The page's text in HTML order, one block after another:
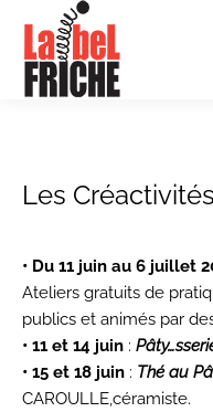
Les
• Du 11 juin au 6 juillet
Ateliers gratuits de
publics et animés par
• 11 et 14 juin :
• 15 et 18 juin : Thé au
CAROULLE,céramiste.